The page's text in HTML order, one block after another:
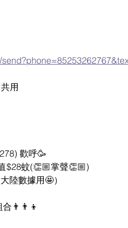
用
歡呼🥳
蚊(👏🏼掌聲👏🏼)
陸數據用🤩）
👨‍👨‍👦